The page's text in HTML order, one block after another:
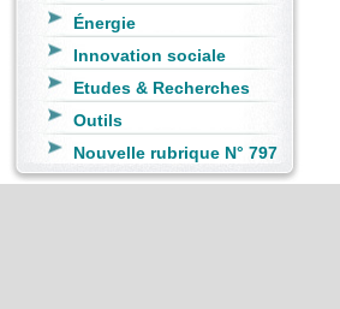
Énergie
Innovation sociale
Etudes & Recherches
Outils
Nouvelle rubrique N° 797